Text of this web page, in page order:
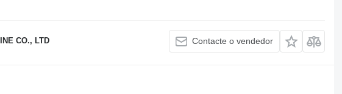
CO., LTD Contacte o vendedor